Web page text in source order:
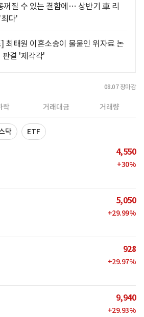
꺼질 수 있는 결함에… 상반기 車 리
다'
최태원 이혼소송이 불붙인 위자료 논
결 '제각각'
08.07 장마감
락 거래대금 거래량
닥 ETF
4,550
+30%
5,050
+29.99%
928
+29.97%
9,940
+29.93%